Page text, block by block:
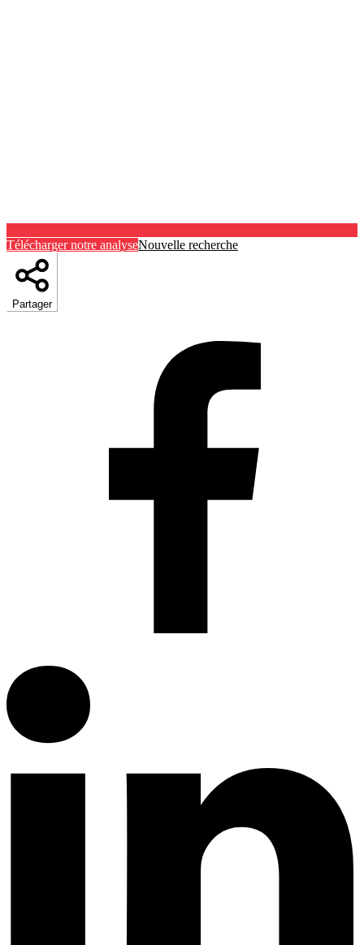
Télécharger notre analyseNouvelle recherche
Partager